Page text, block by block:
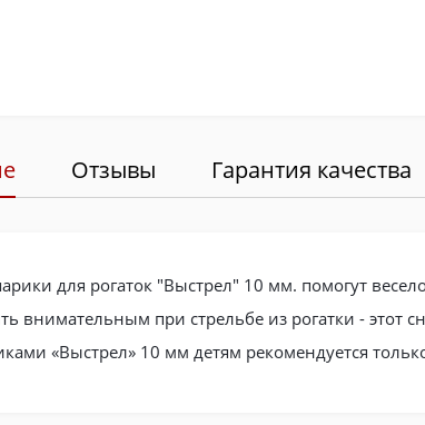
Отзывы Гарантия качества
для рогаток "Выстрел" 10 мм. помогут
внимательным при стрельбе из рогатки -
«Выстрел» 10 мм детям рекомендуется